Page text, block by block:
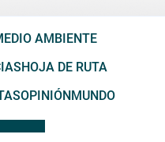
AMBIENTE
HOJA DE RUTA
OPINIÓNMUNDO